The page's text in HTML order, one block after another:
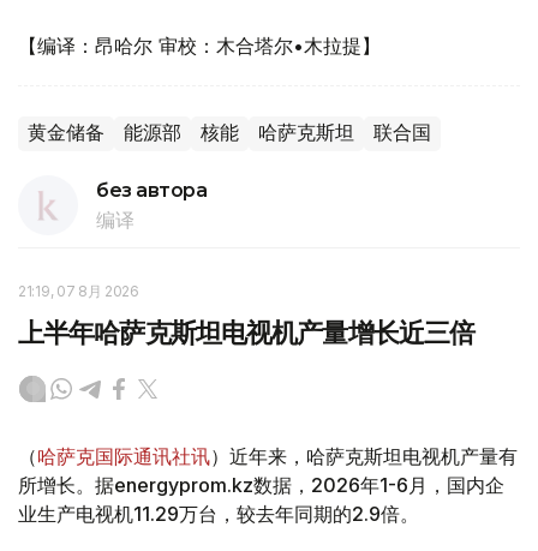
【编译：昂哈尔 审校：木合塔尔•木拉提】
黄金储备 能源部 核能 哈萨克斯坦 联合国
без автора
编译
21:19, 07 8月 2026
上半年哈萨克斯坦电视机产量增长近三倍
（哈萨克国际通讯社讯）近年来，哈萨克斯坦电视机产量有
所增长。据energyprom.kz数据，2026年1-6月，国内企
业生产电视机11.29万台，较去年同期的2.9倍。